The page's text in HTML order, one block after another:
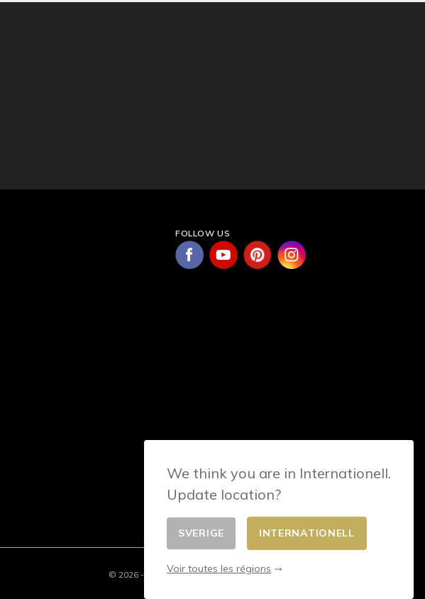
FOLLOW US
We think you are in Internationell.
Update location?
SVERIGE INTERNATIONELL
Voir toutes les régions
© 2026 - E-commerce developed by FirstPoint